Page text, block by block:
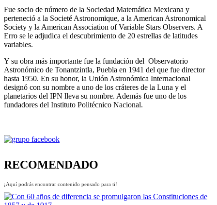
Fue socio de número de la Sociedad Matemática Mexicana y
perteneció a la Societé Astronomique, a la American Astronomical
Society y la American Association of Variable Stars Observers. A
Erro se le adjudica el descubrimiento de 20 estrellas de latitudes
variables.
Y su obra más importante fue la fundación del Observatorio
Astronómico de Tonantzintla, Puebla en 1941 del que fue director
hasta 1950. En su honor, la Unión Astronómica Internacional
designó con su nombre a uno de los cráteres de la Luna y el
planetarios del IPN lleva su nombre. Además fue uno de los
fundadores del Instituto Politécnico Nacional.
RECOMENDADO
¡Aquí podrás encontrar contenido pensado para ti!